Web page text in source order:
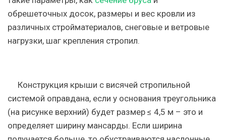
обрешеточных досок, размеры и вес кровли из
различных стройматериалов, снеговые и ветровые
нагрузки, шаг крепления стропил.
Конструкция крыши с висячей стропильной
системой оправдана, если у основания треугольника
(на рисунке верхний) будет размер ≤ 4,5 м – это и
определяет ширину мансарды. Если ширина